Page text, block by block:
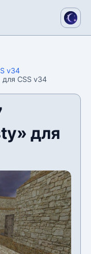
v34
CSS v34
для